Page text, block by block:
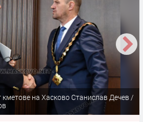
на Хасково Станислав Дечев /